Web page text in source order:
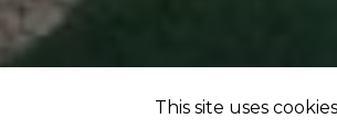
This site uses